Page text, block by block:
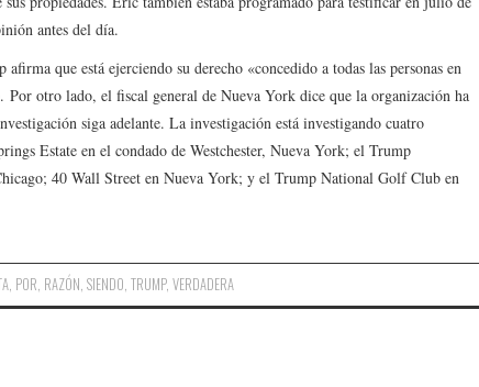
antes del día.
que está ejerciendo su derecho «concedido a todas las personas en
. Por otro lado, el fiscal general de Nueva York dice que la organización ha
siga adelante. La investigación está investigando cuatro
Estate en el condado de Westchester, Nueva York; el Trump
40 Wall Street en Nueva York; y el Trump National Golf Club en
POR RAZÓN ,SIENDO ,TRUMP,VERDADERA